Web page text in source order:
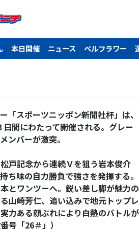
本日開催 ニュース ベルフラワー
スポーツニッポン新聞社杯」は、
間にわたって開催される。グレー
ンバーが激突。
戸記念から連続Ｖを狙う岩本俊介
ち味の自力勝負で強さを発揮する。
とワンツーへ。鋭い差し脚が魅力の
山崎芳仁、追い込みで地元トップレ
力ある顔ぶれにより白熱のバトルが
号「26＃」）